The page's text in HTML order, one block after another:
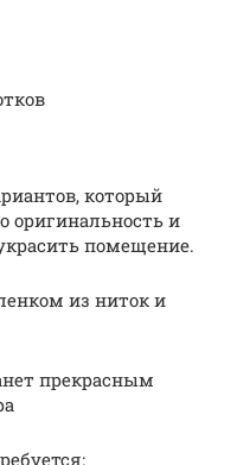
который
оригинальность и
помещение.
из ниток и
прекрасным